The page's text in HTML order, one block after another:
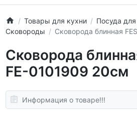
Товары для кухни
Посуда для
Сковороды
Сковорода блинная
Сковорода
FE-0101909 20см
Информация о товаре!!!